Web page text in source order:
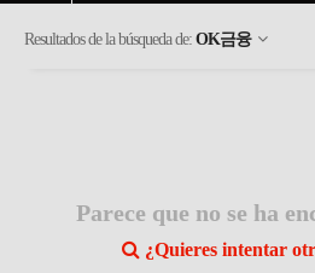
Resultados de la búsqueda de: OK금융
Parece que no se ha
¿Quieres intentar